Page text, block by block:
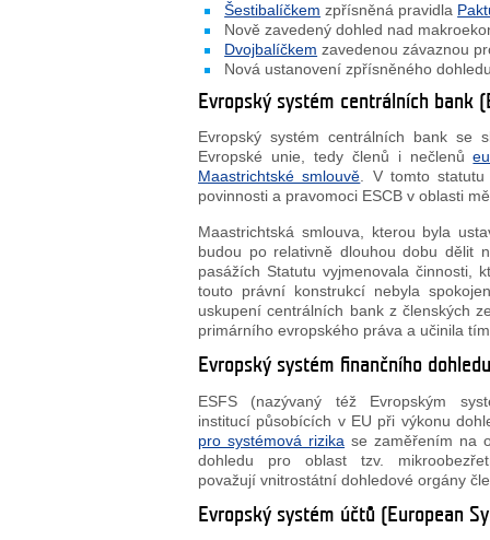
Šestibalíčkem zpřísněná pravidla
Nově zavedený dohled nad
Dvojbalíčkem zavedenou závaznou
Nová ustanovení zpřísněného
Evropský systém centrálních bank
Evropský systém centrálních bank se
Evropské unie, tedy členů i nečlenů
Maastrichtské smlouvě. V tomto statutu
povinnosti a pravomoci ESCB v oblasti
Maastrichtská smlouva, kterou byla
budou po relativně dlouhou dobu dělit
pasážích Statutu vyjmenovala činnosti,
touto právní konstrukcí nebyla
uskupení centrálních bank z členských
primárního evropského práva a učinila
Evropský systém finančního
ESFS (nazývaný též Evropským
institucí působících v EU při výkonu
pro systémová rizika se zaměřením na
dohledu pro oblast tzv.
považují vnitrostátní dohledové orgány
Evropský systém účtů (European